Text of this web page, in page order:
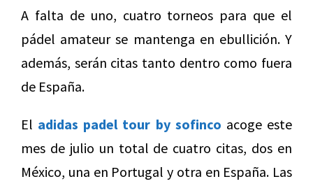
A falta de uno, cuatro torneos para que el
pádel amateur se mantenga en ebullición. Y
además, serán citas tanto dentro como fuera
de España.
El adidas padel tour by sofinco acoge este
mes de julio un total de cuatro citas, dos en
México, una en Portugal y otra en España. Las